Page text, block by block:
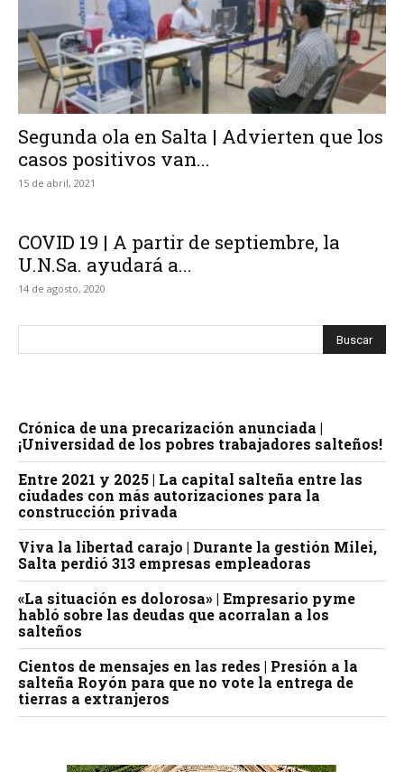
Segunda ola en Salta | Advierten que los
casos positivos van...
15 de abril, 2021
COVID 19 | A partir de septiembre, la
U.N.Sa. ayudará a...
14 de agosto, 2020
Crónica de una precarización anunciada |
¡Universidad de los pobres trabajadores salteños!
Entre 2021 y 2025 | La capital salteña entre las
ciudades con más autorizaciones para la
construcción privada
Viva la libertad carajo | Durante la gestión Milei,
Salta perdió 313 empresas empleadoras
«La situación es dolorosa» | Empresario pyme
habló sobre las deudas que acorralan a los
salteños
Cientos de mensajes en las redes | Presión a la
salteña Royón para que no vote la entrega de
tierras a extranjeros